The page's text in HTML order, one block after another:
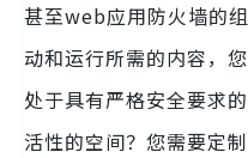
甚至web应用防火墙的
动和运行所需的内容，
处于具有严格安全要求
活性的空间？您需要定